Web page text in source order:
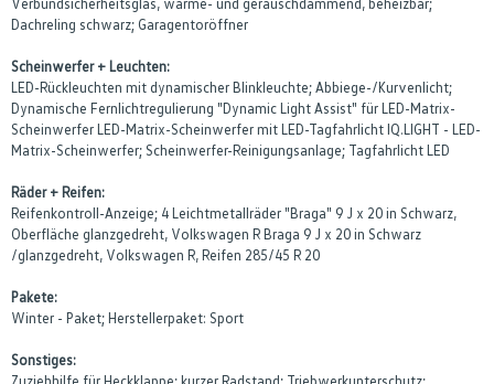
Dachreling schwarz; Garagentoröffner
Scheinwerfer + Leuchten:
LED-Rückleuchten mit dynamischer Blinkleuchte; Abbiege-/Kurvenlicht;
Dynamische Fernlichtregulierung "Dynamic Light Assist" für LED-Matrix-
Scheinwerfer LED-Matrix-Scheinwerfer mit LED-Tagfahrlicht IQ.LIGHT - LED-
Matrix-Scheinwerfer; Scheinwerfer-Reinigungsanlage; Tagfahrlicht LED
Räder + Reifen:
Reifenkontroll-Anzeige; 4 Leichtmetallräder "Braga" 9 J x 20 in Schwarz,
Oberfläche glanzgedreht, Volkswagen R Braga 9 J x 20 in Schwarz
/glanzgedreht, Volkswagen R, Reifen 285/45 R 20
Pakete:
Winter - Paket; Herstellerpaket: Sport
Sonstiges:
Zuziehhilfe für Heckklappe; kurzer Radstand; Triebwerkunterschutz;